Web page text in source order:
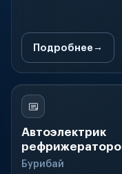
Подробнее
Автоэлектрик
Бурибай